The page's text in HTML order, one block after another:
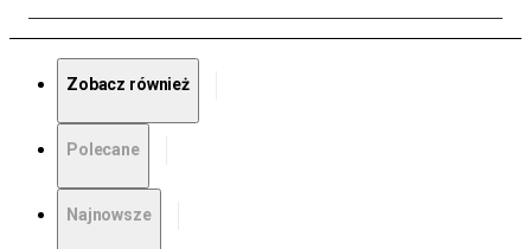
Zobacz również
Polecane
Najnowsze